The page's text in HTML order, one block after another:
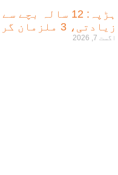
ہڑپہ: 12 سالہ بچے
زیادتی، 3 ملزمان گرفتار
اگست 7, 2026